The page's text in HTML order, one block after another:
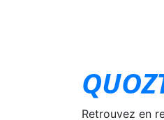
Retrouvez en